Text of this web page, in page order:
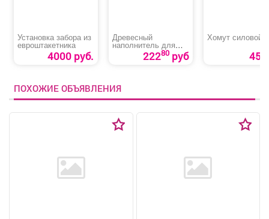
Установка забора из
евроштакетника
4000 руб.
Древесный
наполнитель для
лотков «Лапки в
порядке»22280руб
Хомут силовой
45
ПОХОЖИЕ ОБЪЯВЛЕНИЯ